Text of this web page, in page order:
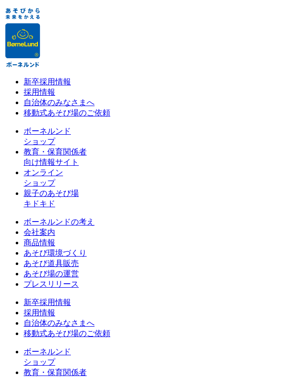
新卒採用情報
採用情報
自治体のみなさまへ
移動式あそび場のご依頼
ボーネルンド
ショップ
教育・保育関係者
向け情報サイト
オンライン
ショップ
親子のあそび場
キドキド
ボーネルンドの考え
会社案内
商品情報
あそび環境づくり
あそび道具販売
あそび場の運営
プレスリリース
新卒採用情報
採用情報
自治体のみなさまへ
移動式あそび場のご依頼
ボーネルンド
ショップ
教育・保育関係者